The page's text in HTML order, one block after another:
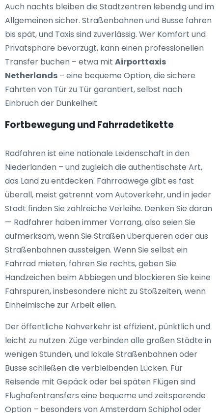
Auch nachts bleiben die Stadtzentren lebendig und im
Allgemeinen sicher. Straßenbahnen und Busse fahren
bis spät, und Taxis sind zuverlässig. Wer Komfort und
Privatsphäre bevorzugt, kann einen professionellen
Transfer buchen – etwa mit Airporttaxis
Netherlands – eine bequeme Option, die sichere
Fahrten von Tür zu Tür garantiert, selbst nach
Einbruch der Dunkelheit.
Fortbewegung und Fahrradetikette
Radfahren ist eine nationale Leidenschaft in den
Niederlanden – und zugleich die authentischste Art,
das Land zu entdecken. Fahrradwege gibt es fast
überall, meist getrennt vom Autoverkehr, und in jeder
Stadt finden Sie zahlreiche Verleihe. Denken Sie daran
— Radfahrer haben immer Vorrang, also seien Sie
aufmerksam, wenn Sie Straßen überqueren oder aus
Straßenbahnen aussteigen. Wenn Sie selbst ein
Fahrrad mieten, fahren Sie rechts, geben Sie
Handzeichen beim Abbiegen und blockieren Sie keine
Fahrspuren, insbesondere nicht zu Stoßzeiten, wenn
Einheimische zur Arbeit eilen.
Der öffentliche Nahverkehr ist effizient, pünktlich und
leicht zu nutzen. Züge verbinden alle großen Städte in
wenigen Stunden, und lokale Straßenbahnen oder
Busse schließen die verbleibenden Lücken. Für
Reisende mit Gepäck oder bei späten Flügen sind
Flughafentransfers eine bequeme und zeitsparende
Option – besonders von Amsterdam Schiphol oder